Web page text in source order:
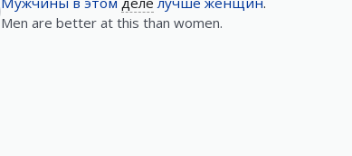
Men are better at this than women.